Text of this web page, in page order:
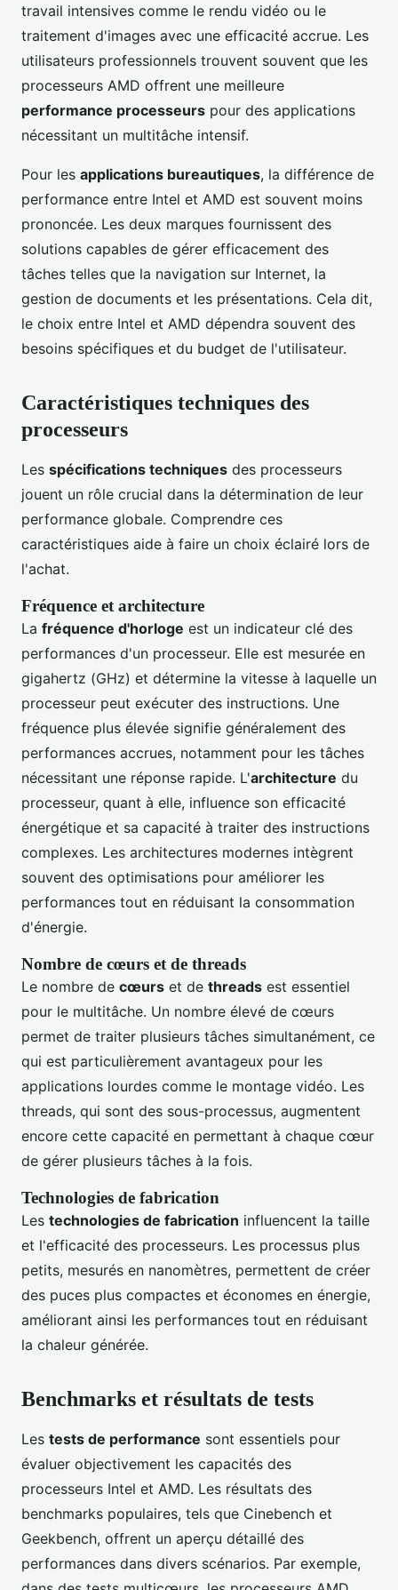
travail intensives comme le rendu vidéo ou le
traitement d'images avec une efficacité accrue. Les
utilisateurs professionnels trouvent souvent que les
processeurs AMD offrent une meilleure
performance processeurs pour des applications
nécessitant un multitâche intensif.
Pour les applications bureautiques, la différence de
performance entre Intel et AMD est souvent moins
prononcée. Les deux marques fournissent des
solutions capables de gérer efficacement des
tâches telles que la navigation sur Internet, la
gestion de documents et les présentations. Cela dit,
le choix entre Intel et AMD dépendra souvent des
besoins spécifiques et du budget de l'utilisateur.
Caractéristiques techniques des
processeurs
Les spécifications techniques des processeurs
jouent un rôle crucial dans la détermination de leur
performance globale. Comprendre ces
caractéristiques aide à faire un choix éclairé lors de
l'achat.
Fréquence et architecture
La fréquence d'horloge est un indicateur clé des
performances d'un processeur. Elle est mesurée en
gigahertz (GHz) et détermine la vitesse à laquelle un
processeur peut exécuter des instructions. Une
fréquence plus élevée signifie généralement des
performances accrues, notamment pour les tâches
nécessitant une réponse rapide. L'architecture du
processeur, quant à elle, influence son efficacité
énergétique et sa capacité à traiter des instructions
complexes. Les architectures modernes intègrent
souvent des optimisations pour améliorer les
performances tout en réduisant la consommation
d'énergie.
Nombre de cœurs et de threads
Le nombre de cœurs et de threads est essentiel
pour le multitâche. Un nombre élevé de cœurs
permet de traiter plusieurs tâches simultanément, ce
qui est particulièrement avantageux pour les
applications lourdes comme le montage vidéo. Les
threads, qui sont des sous-processus, augmentent
encore cette capacité en permettant à chaque cœur
de gérer plusieurs tâches à la fois.
Technologies de fabrication
Les technologies de fabrication influencent la taille
et l'efficacité des processeurs. Les processus plus
petits, mesurés en nanomètres, permettent de créer
des puces plus compactes et économes en énergie,
améliorant ainsi les performances tout en réduisant
la chaleur générée.
Benchmarks et résultats de tests
Les tests de performance sont essentiels pour
évaluer objectivement les capacités des
processeurs Intel et AMD. Les résultats des
benchmarks populaires, tels que Cinebench et
Geekbench, offrent un aperçu détaillé des
performances dans divers scénarios. Par exemple,